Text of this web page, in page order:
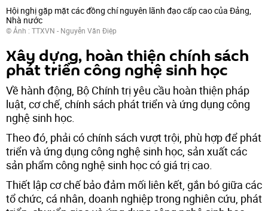
Hội nghị gặp mặt các đồng chí nguyên lãnh đạo cấp cao của Đảng,
Nhà nước
© Ảnh : TTXVN - Nguyễn Văn Điệp
Xây dựng, hoàn thiện chính sách
phát triển công nghệ sinh học
Về hành động, Bộ Chính trị yêu cầu hoàn thiện pháp
luật, cơ chế, chính sách phát triển và ứng dụng công
nghệ sinh học.
Theo đó, phải có chính sách vượt trội, phù hợp để phát
triển và ứng dụng công nghệ sinh học, sản xuất các
sản phẩm công nghệ sinh học có giá trị cao.
Thiết lập cơ chế bảo đảm mối liên kết, gắn bó giữa các
tổ chức, cá nhân, doanh nghiệp trong nghiên cứu, phát